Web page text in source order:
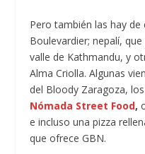
Pero también las hay
Boulevardier; nepalí,
valle de Kathmandu, y
Alma Criolla. Algunas
del Bloody Zaragoza,
Nómada Street Food,
e incluso una pizza
que ofrece GBN.